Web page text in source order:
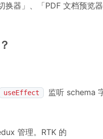
器」、「PDF 文档预览器
useEffect
监听 schema
管理。RTK 的